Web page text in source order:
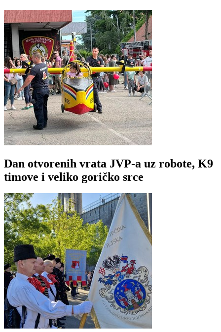
Dan otvorenih vrata JVP-a uz robote, K9
timove i veliko goričko srce